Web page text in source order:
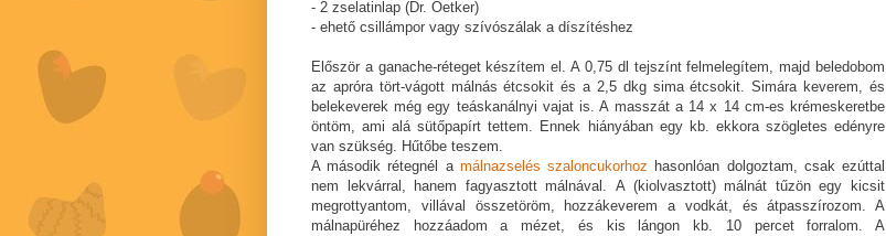
- 2 zselatinlap (Dr. Oetker)
- ehető csillámpor vagy szívószálak a díszítéshez
Először a ganache-réteget készítem el. A 0,75 dl tejszínt felmelegítem, majd beledobom
az apróra tört-vágott málnás étcsokit és a 2,5 dkg sima étcsokit. Simára keverem, és
belekeverek még egy teáskanálnyi vajat is. A masszát a 14 x 14 cm-es krémeskeretbe
öntöm, ami alá sütőpapírt tettem. Ennek hiányában egy kb. ekkora szögletes edényre
van szükség. Hűtőbe teszem.
A második rétegnél a málnazselés szaloncukorhoz hasonlóan dolgoztam, csak ezúttal
nem lekvárral, hanem fagyasztott málnával. A (kiolvasztott) málnát tűzön egy kicsit
megrottyantom, villával összetöröm, hozzákeverem a vodkát, és átpasszírozom. A
málnapüréhez hozzáadom a mézet, és kis lángon kb. 10 percet forralom. A